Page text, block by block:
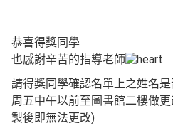
恭喜得獎同學
也感謝辛苦的指導老師
請得獎同學確認名單上之姓名
周五中午以前至圖書館二樓做
製後即無法更改)